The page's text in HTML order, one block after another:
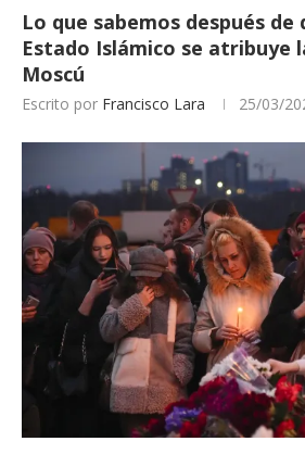
Lo que sabemos después de
Estado Islámico se atribuye
Moscú
Escrito por Francisco Lara 25/03/